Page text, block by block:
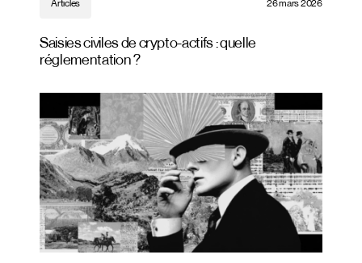
Articles 26 mars 2026
Saisies civiles de crypto-actifs : quelle
réglementation ?